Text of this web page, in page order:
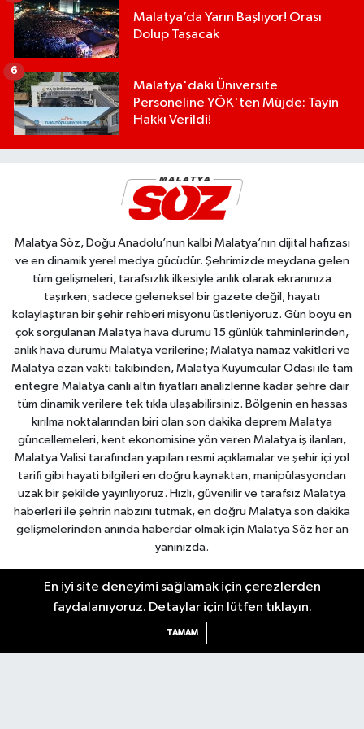
Malatya’da Yarın Başlıyor! Orası
Dolup Taşacak
Malatya'daki Üniversite
Personeline YÖK'ten Müjde: Tayin
Hakkı Verildi!
6
Malatya Söz, Doğu Anadolu’nun kalbi Malatya’nın dijital hafızası
ve en dinamik yerel medya gücüdür. Şehrimizde meydana gelen
tüm gelişmeleri, tarafsızlık ilkesiyle anlık olarak ekranınıza
taşırken; sadece geleneksel bir gazete değil, hayatı
kolaylaştıran bir şehir rehberi misyonu üstleniyoruz. Gün boyu en
çok sorgulanan Malatya hava durumu 15 günlük tahminlerinden,
anlık hava durumu Malatya verilerine; Malatya namaz vakitleri ve
Malatya ezan vakti takibinden, Malatya Kuyumcular Odası ile tam
entegre Malatya canlı altın fiyatları analizlerine kadar şehre dair
tüm dinamik verilere tek tıkla ulaşabilirsiniz. Bölgenin en hassas
kırılma noktalarından biri olan son dakika deprem Malatya
güncellemeleri, kent ekonomisine yön veren Malatya iş ilanları,
Malatya Valisi tarafından yapılan resmi açıklamalar ve şehir içi yol
tarifi gibi hayati bilgileri en doğru kaynaktan, manipülasyondan
uzak bir şekilde yayınlıyoruz. Hızlı, güvenilir ve tarafsız Malatya
haberleri ile şehrin nabzını tutmak, en doğru Malatya son dakika
gelişmelerinden anında haberdar olmak için Malatya Söz her an
yanınızda.
Malatya Nöbetçi Eczaneler
Malatya Hava Durumu
Malatya Trafik Yoğunluk Haritası
En iyi site deneyimi sağlamak için çerezlerden
faydalanıyoruz. Detaylar için lütfen tıklayın.
TAMAM